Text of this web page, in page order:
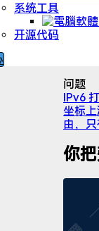
系统工具
开源代码
问题
IPv6
坐标
由，
你